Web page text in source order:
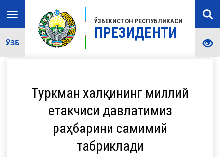
ЎЗБЕКИСТОН РЕСПУБЛИКАСИ
ПРЕЗИДЕНТИ
Toggle
navigation
ЎЗБ
Туркман халқининг миллий
етакчиси давлатимиз
раҳбарини самимий
табриклади